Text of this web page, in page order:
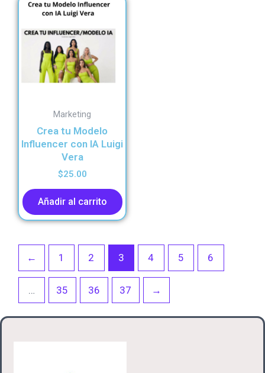
Marketing
Crea tu Modelo
Influencer con IA Luigi
Vera
$25.00
Añadir al carrito
← 1 2 3 4 5 6
… 35 36 37 →